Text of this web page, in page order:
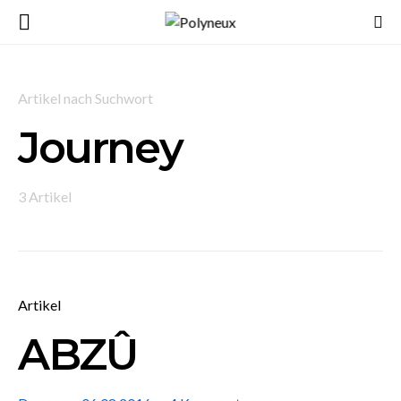
Artikel nach Suchwort
Journey
3 Artikel
Artikel
ABZÛ